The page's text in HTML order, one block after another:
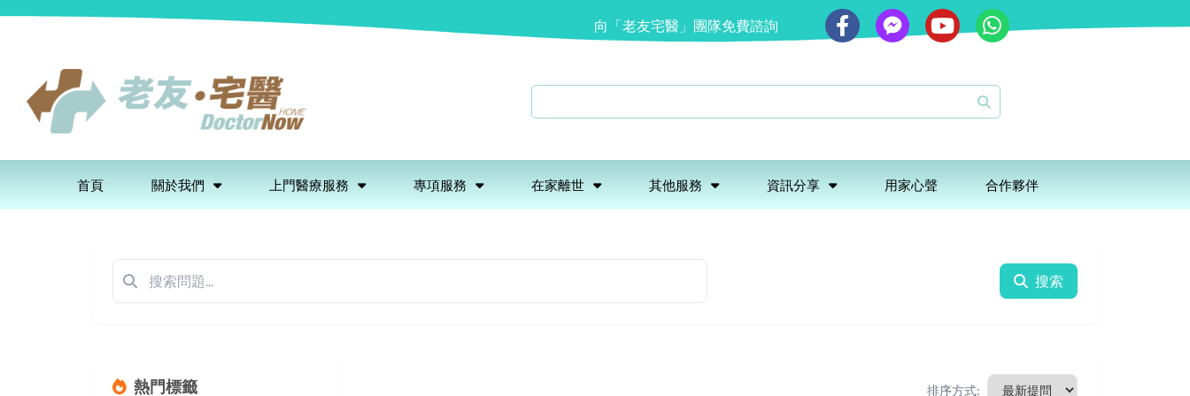
向「老友宅醫」團隊免費諮詢
首頁 關於我們 上門醫療服務 專項服務 在家離世 其他服務 資訊分享 用家心聲 合作夥伴
搜索
熱門標籤 排序方式: